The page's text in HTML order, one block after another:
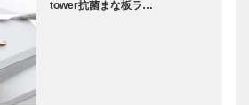
tower抗菌まな板ラ…